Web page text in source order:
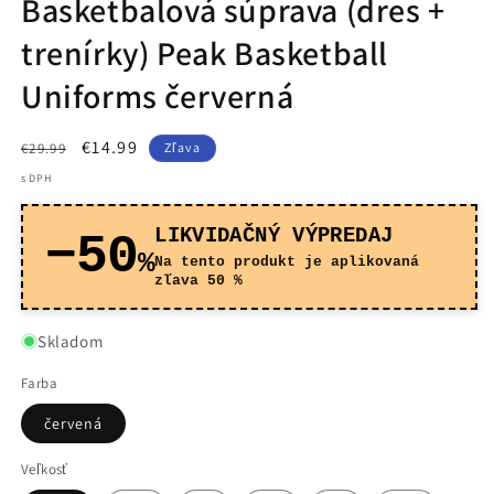
Basketbalová súprava (dres +
trenírky) Peak Basketball
Uniforms červerná
Normálna
cena
€29.99
Cena
zľave
€14.99 Zľava
s DPH
−50%
LIKVIDAČNÝ VÝPREDAJ
Na tento produkt je aplikovaná
zľava 50 %
Skladom
Farba
červená
Veľkosť